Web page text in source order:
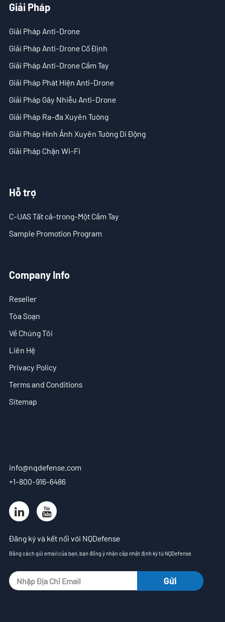
Giải Pháp
Giải Pháp Anti-Drone
Giải Pháp Anti-Drone Cố Định
Giải Pháp Anti-Drone Cầm Tay
Giải Pháp Phát Hiện Anti-Drone
Giải Pháp Gây Nhiễu Anti-Drone
Giải Pháp Ra-đa Xuyên Tường
Giải Pháp Hình Ảnh Xuyên Tường Di Động
Giải Pháp Chặn Wi-Fi
Hỗ trợ
C-UAS Tất cả-trong-Một Cầm Tay
Sample Promotion Program
Company Info
Reseller
Tòa Soạn
Về Chúng Tôi
Liên Hệ
Privacy Policy
Terms and Conditions
Sitemap
info@nqdefense.com
+1-800-916-6486
Đăng ký và kết nối với NQDefense
Bằng cách gửi email của bạn, bạn đồng ý nhận cập nhật định kỳ từ NQDefense.